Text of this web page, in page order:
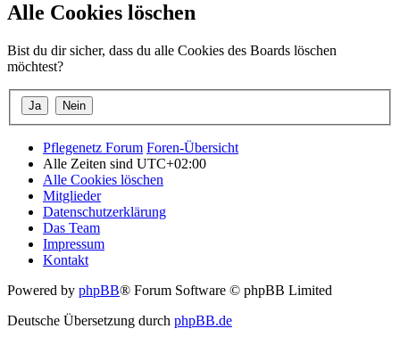
Alle Cookies löschen
Bist du dir sicher, dass du alle Cookies des Boards löschen
möchtest?
Pflegenetz Forum Foren-Übersicht
Alle Zeiten sind UTC+02:00
Alle Cookies löschen
Mitglieder
Datenschutzerklärung
Das Team
Impressum
Kontakt
Powered by phpBB® Forum Software © phpBB Limited
Deutsche Übersetzung durch phpBB.de